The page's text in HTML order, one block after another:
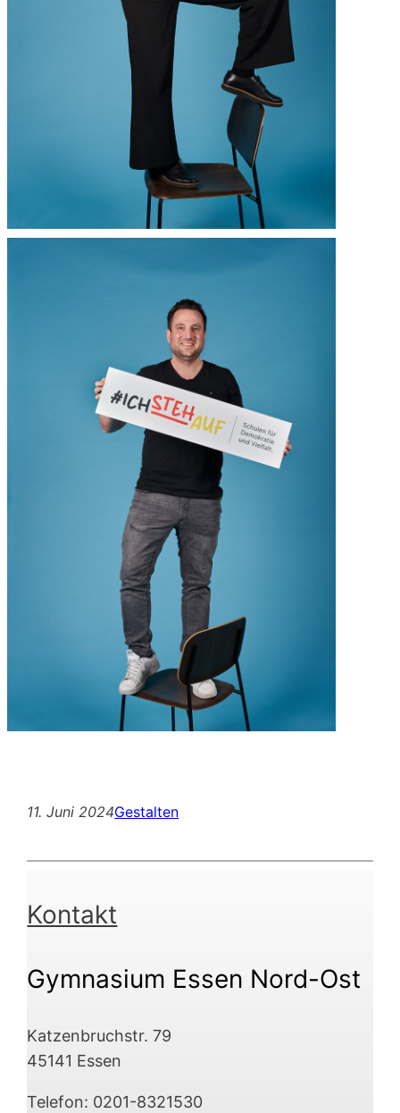
11. Juni 2024Gestalten
Kontakt
Gymnasium Essen Nord-Ost
Katzenbruchstr. 79
45141 Essen
Telefon: 0201-8321530